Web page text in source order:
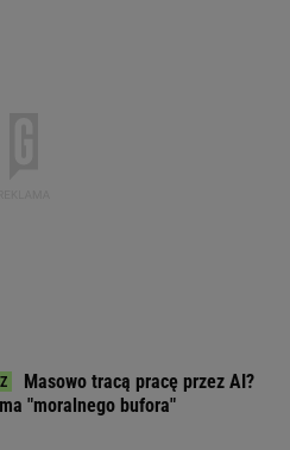
Masowo tracą pracę przez AI?
"moralnego bufora"